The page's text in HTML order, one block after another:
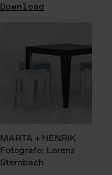
Download
MARTA + HENRIK
Fotografo: Lorenz
Sternbach